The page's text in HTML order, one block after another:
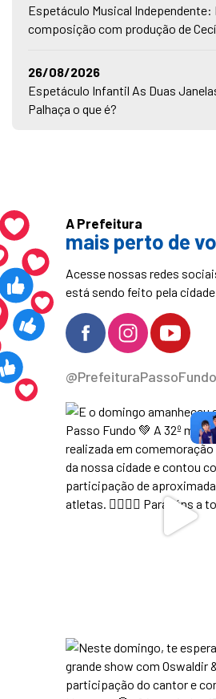
Espetáculo Musical Independente:
composição com produção de
26/08/2026
Espetáculo Infantil As Duas
Palhaça o que é?
A Prefeitura
mais perto de
Acesse nossas redes
está sendo feito pela
@PrefeituraPassoFundo